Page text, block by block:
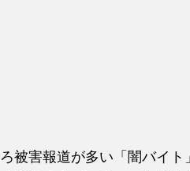
被害報道が多い「闇バイ